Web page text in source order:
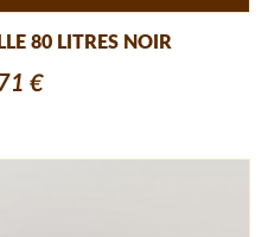
80 LITRES NOIR
€